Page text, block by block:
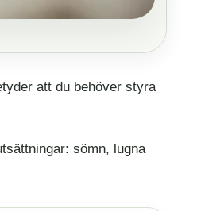
att du behöver styra
sömn, lugna